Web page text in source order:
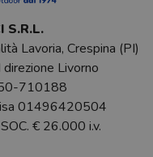
S.R.L.
Lavoria, Crespina (PI)
Livorno
710188
01496420504
€ 26.000 i.v.